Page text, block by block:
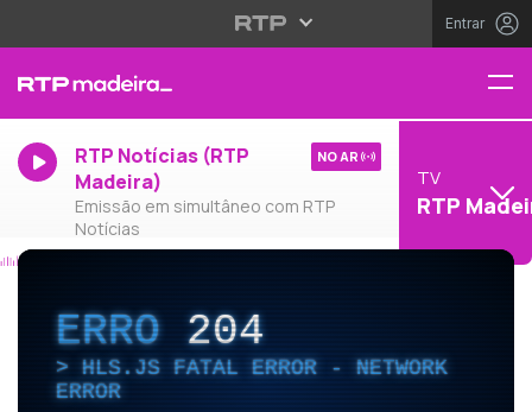
Entrar
RTP Notícias (RTP
Madeira)
Emissão em simultâneo com RTP
Notícias
NO AR
TV
RTP
ERRO204
HLS.JS FATAL ERROR - NETWORK
ERROR